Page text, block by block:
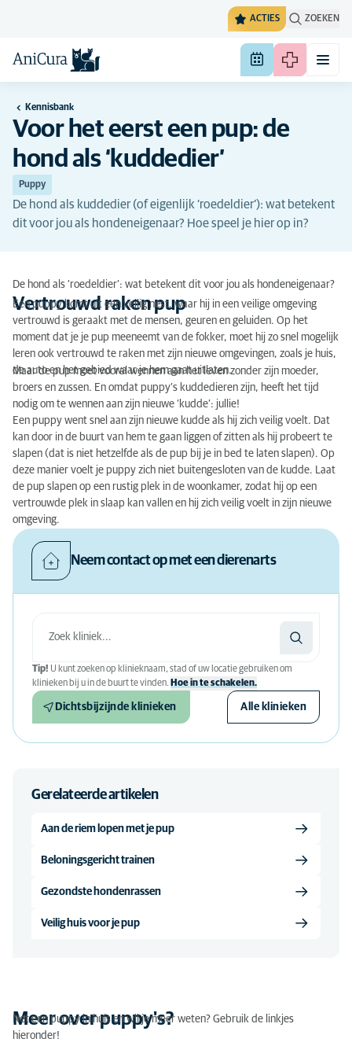
ACTIES ZOEKEN
Kennisbank
Voor het eerst een pup: de
hond als ‘kuddedier’
Puppy
De hond als kuddedier (of eigenlijk ‘roedeldier’): wat betekent
dit voor jou als hondeneigenaar? Hoe speel je hier op in?
De hond als ‘roedeldier’: wat betekent dit voor jou als hondeneigenaar?
Vertrouwd raken pup
Een puppy komt uit een veilig nest, waar hij in een veilige omgeving
vertrouwd is geraakt met de mensen, geuren en geluiden. Op het
moment dat je je pup meeneemt van de fokker, moet hij zo snel mogelijk
leren ook vertrouwd te raken met zijn nieuwe omgevingen, zoals je huis,
de auto en het gebied waar je hem gaat uitlaten.
Maar de pup moet vooral wennen aan het leven zonder zijn moeder,
broers en zussen. En omdat puppy’s kuddedieren zijn, heeft het tijd
nodig om te wennen aan zijn nieuwe ‘kudde’: jullie!
Een puppy went snel aan zijn nieuwe kudde als hij zich veilig voelt. Dat
kan door in de buurt van hem te gaan liggen of zitten als hij probeert te
slapen (dat is niet hetzelfde als de pup bij je in bed te laten slapen). Op
deze manier voelt je puppy zich niet buitengesloten van de kudde. Laat
de pup slapen op een rustig plek in de woonkamer, zodat hij op een
vertrouwde plek in slaap kan vallen en hij zich veilig voelt in zijn nieuwe
omgeving.
Neem contact op met een dierenarts
Tip! U kunt zoeken op klinieknaam, stad of uw locatie gebruiken om
klinieken bij u in de buurt te vinden. Hoe in te schakelen.
Dichtsbijzijnde klinieken Alle klinieken
Gerelateerde artikelen
Aan de riem lopen met je pup
Beloningsgericht trainen
Gezondste hondenrassen
Veilig huis voor je pup
Meer over puppy's?
Net een puppy in huis en wil je meer weten? Gebruik de linkjes
hieronder!